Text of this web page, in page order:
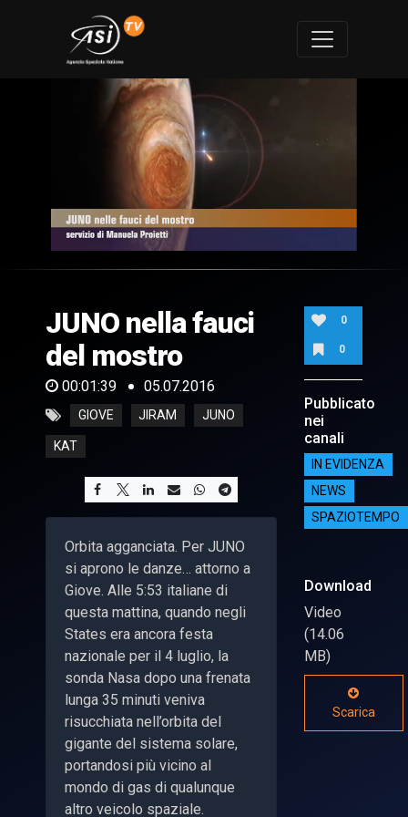
of
39
seconds
JUNO nella fauci
del mostro
00:01:39 05.07.2016
GIOVE JIRAM JUNO
KAT
Orbita agganciata. Per JUNO
si aprono le danze… attorno a
Giove. Alle 5:53 italiane di
questa mattina, quando negli
States era ancora festa
nazionale per il 4 luglio, la
sonda Nasa dopo una frenata
lunga 35 minuti veniva
risucchiata nell’orbita del
gigante del sistema solare,
portandosi più vicino al
mondo di gas di qualunque
altro veicolo spaziale.
0
0
Pubblicato
nei
canali
IN EVIDENZA
NEWS
SPAZIOTEMPO
Download
Video
(14.06
MB)
Scarica